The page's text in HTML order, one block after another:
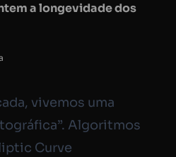
a longevidade dos
vivemos uma
Algoritmos
Curve